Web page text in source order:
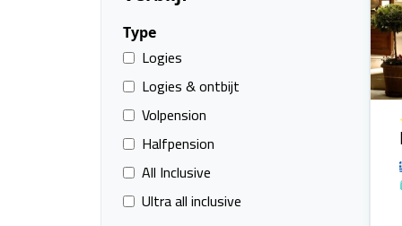
Type
Logies
Logies & ontbijt
Volpension
Halfpension
All Inclusive
Ultra all inclusive